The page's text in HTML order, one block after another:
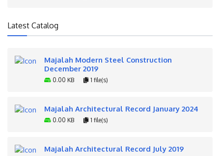
Latest Catalog
Majalah Modern Steel Construction
December 2019
0.00 KB 1 file(s)
Majalah Architectural Record January 2024
0.00 KB 1 file(s)
Majalah Architectural Record July 2019